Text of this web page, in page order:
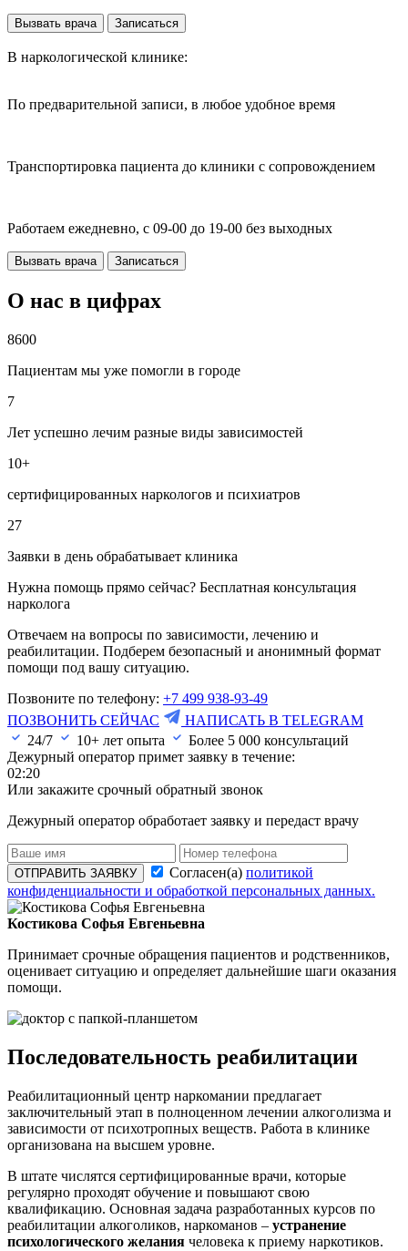
Вызвать врача Записаться
В наркологической клинике:
По предварительной записи, в любое удобное время
Транспортировка пациента до клиники с сопровождением
Работаем ежедневно, с 09-00 до 19-00 без выходных
Вызвать врача Записаться
О нас в цифрах
8600
Пациентам мы уже помогли в городе
7
Лет успешно лечим разные виды зависимостей
10+
сертифицированных наркологов и психиатров
27
Заявки в день обрабатывает клиника
Нужна помощь прямо сейчас? Бесплатная консультация
нарколога
Отвечаем на вопросы по зависимости, лечению и
реабилитации. Подберем безопасный и анонимный формат
помощи под вашу ситуацию.
Позвоните по телефону: +7 499 938-93-49
ПОЗВОНИТЬ СЕЙЧАС
НАПИСАТЬ В TELEGRAM
24/7
10+ лет опыта Более 5 000 консультаций
Дежурный оператор примет заявку в течение:
02:20
Или закажите срочный обратный звонок
Дежурный оператор обработает заявку и передаст врачу
ОТПРАВИТЬ ЗАЯВКУ Согласен(а) политикой
конфиденциальности и обработкой персональных данных.
Костикова Софья Евгеньевна
Принимает срочные обращения пациентов и родственников,
оценивает ситуацию и определяет дальнейшие шаги оказания
помощи.
Последовательность реабилитации
Реабилитационный центр наркомании предлагает
заключительный этап в полноценном лечении алкоголизма и
зависимости от психотропных веществ. Работа в клинике
организована на высшем уровне.
В штате числятся сертифицированные врачи, которые
регулярно проходят обучение и повышают свою
квалификацию. Основная задача разработанных курсов по
реабилитации алкоголиков, наркоманов – устранение
психологического желания человека к приему наркотиков.